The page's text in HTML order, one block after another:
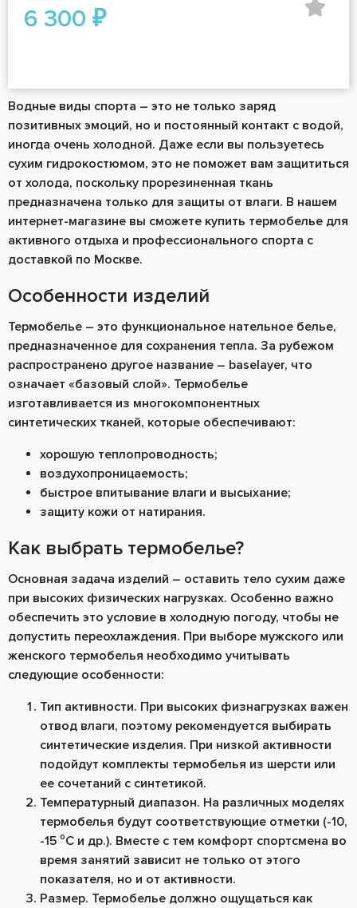
6 300 ₽
Водные виды спорта ― это не только заряд
позитивных эмоций, но и постоянный контакт с водой,
иногда очень холодной. Даже если вы пользуетесь
сухим гидрокостюмом, это не поможет вам защититься
от холода, поскольку прорезиненная ткань
предназначена только для защиты от влаги. В нашем
интернет-магазине вы сможете купить термобелье для
активного отдыха и профессионального спорта с
доставкой по Москве.
Особенности изделий
Термобелье ― это функциональное нательное белье,
предназначенное для сохранения тепла. За рубежом
распространено другое название ― baselayer, что
означает «базовый слой». Термобелье
изготавливается из многокомпонентных
синтетических тканей, которые обеспечивают:
хорошую теплопроводность;
воздухопроницаемость;
быстрое впитывание влаги и высыхание;
защиту кожи от натирания.
Как выбрать термобелье?
Основная задача изделий ― оставить тело сухим даже
при высоких физических нагрузках. Особенно важно
обеспечить это условие в холодную погоду, чтобы не
допустить переохлаждения. При выборе мужского или
женского термобелья необходимо учитывать
следующие особенности:
Тип активности. При высоких физнагрузках важен
отвод влаги, поэтому рекомендуется выбирать
синтетические изделия. При низкой активности
подойдут комплекты термобелья из шерсти или
ее сочетаний с синтетикой.
Температурный диапазон. На различных моделях
термобелья будут соответствующие отметки (-10,
-15 ⁰С и др.). Вместе с тем комфорт спортсмена во
время занятий зависит не только от этого
показателя, но и от активности.
Размер. Термобелье должно ощущаться как